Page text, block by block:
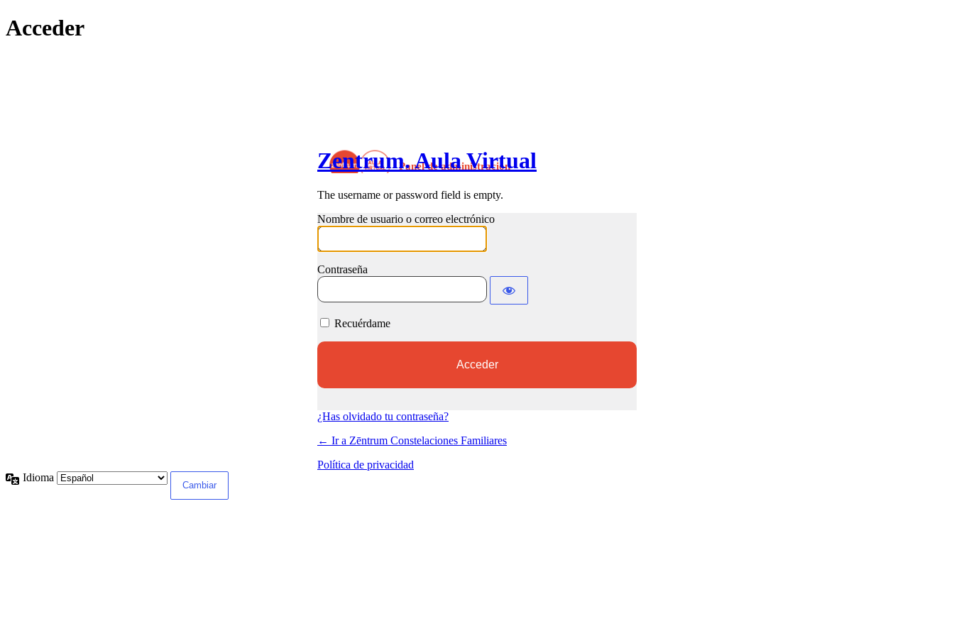
Acceder
Zentrum. Aula Virtual
The username or password field is empty.
Nombre de usuario o correo electrónico
Contraseña
Recuérdame
¿Has olvidado tu contraseña?
← Ir a Zēntrum Constelaciones Familiares
Política de privacidad
Idioma